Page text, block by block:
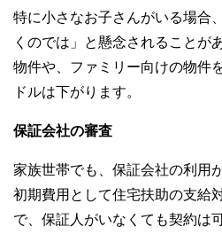
特に小さなお子さんがいる場合
くのでは」と懸念されることが
物件や、ファミリー向けの物件
ドルは下がります。
保証会社の審査
家族世帯でも、保証会社の利用
初期費用として住宅扶助の支給
で、保証人がいなくても契約は